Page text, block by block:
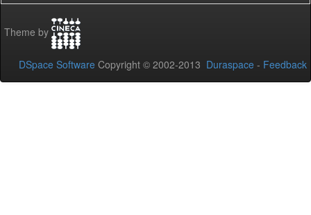
Theme by
DSpace Software Copyright © 2002-2013 Duraspace - Feedback